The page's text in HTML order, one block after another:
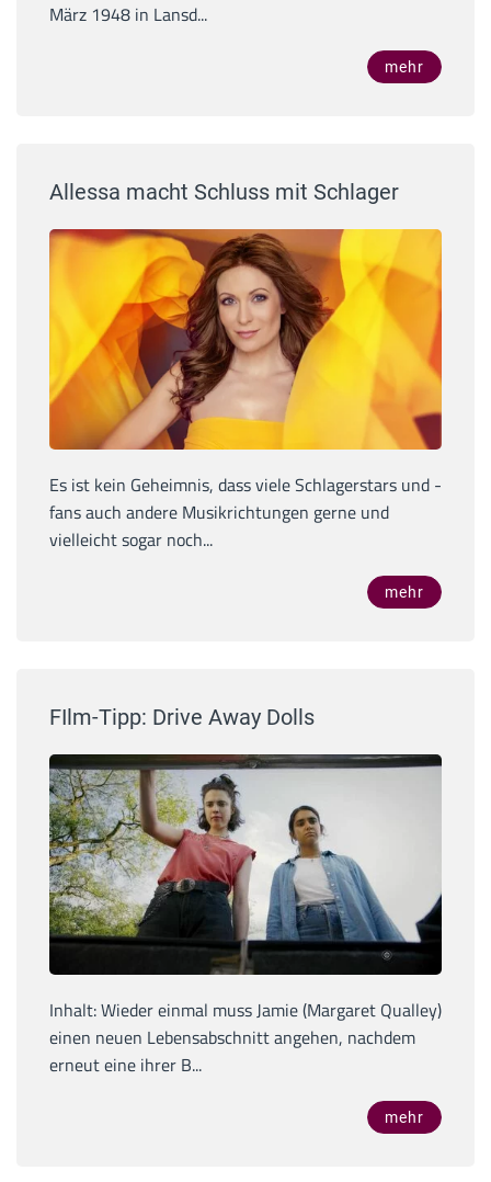
März 1948 in Lansd...
mehr
Allessa macht Schluss mit Schlager
Es ist kein Geheimnis, dass viele Schlagerstars und -
fans auch andere Musikrichtungen gerne und
vielleicht sogar noch...
mehr
FIlm-Tipp: Drive Away Dolls
Inhalt: Wieder einmal muss Jamie (Margaret Qualley)
einen neuen Lebensabschnitt angehen, nachdem
erneut eine ihrer B...
mehr